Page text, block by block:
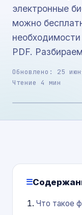
электронные
можно
PDF.
Обновлено: 25
Чтение 4 мин
Что такое